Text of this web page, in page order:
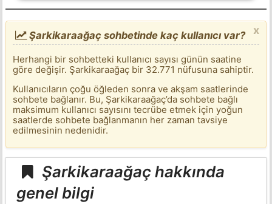
x
Şarkikaraağaç sohbetinde kaç kullanıcı var?
Herhangi bir sohbetteki kullanıcı sayısı günün saatine
göre değişir. Şarkikaraağaç bir 32.771 nüfusuna sahiptir.
Kullanıcıların çoğu öğleden sonra ve akşam saatlerinde
sohbete bağlanır. Bu, Şarkikaraağaç’da sohbete bağlı
maksimum kullanıcı sayısını tecrübe etmek için yoğun
saatlerde sohbete bağlanmanın her zaman tavsiye
edilmesinin nedenidir.
Şarkikaraağaç hakkında
genel bilgi